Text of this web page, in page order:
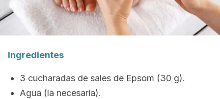
Ingredientes
3 cucharadas de sales de Epsom (30 g).
Agua (la necesaria).